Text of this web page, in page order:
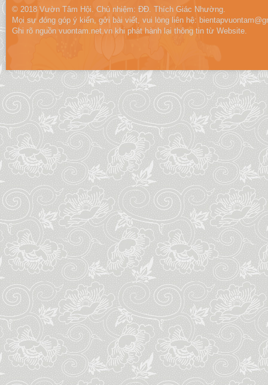
© 2018 Vườn Tâm Hội. Chủ nhiệm: ĐĐ. Thích Giác Nhường.
Mọi sự đóng góp ý kiến, gởi bài viết, vui lòng liên hệ:
Ghi rõ nguồn vuontam.net.vn khi phát hành lại thông tin từ Website.